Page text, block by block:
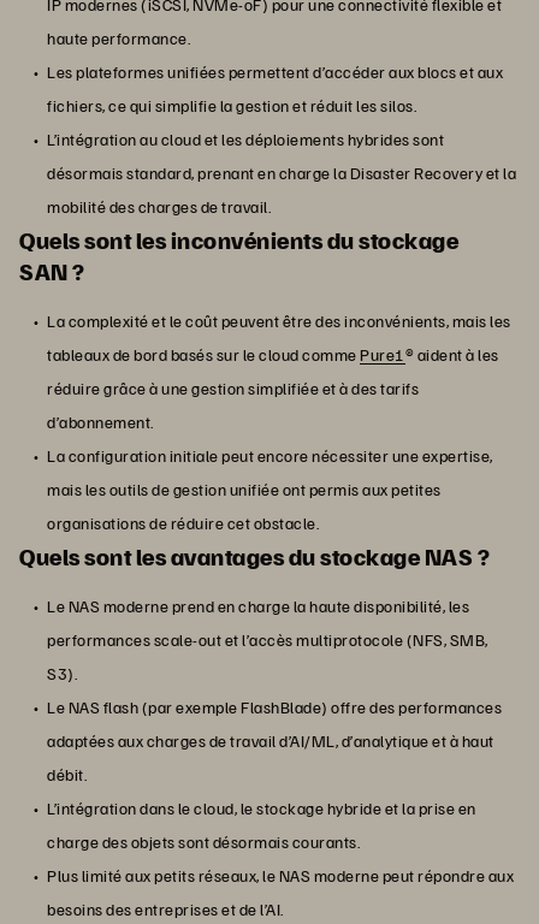
IP modernes (iSCSI, NVMe-oF) pour une connectivité flexible et
haute performance.
Les plateformes unifiées permettent d’accéder aux blocs et aux
fichiers, ce qui simplifie la gestion et réduit les silos.
L’intégration au cloud et les déploiements hybrides sont
désormais standard, prenant en charge la Disaster Recovery et la
mobilité des charges de travail.
Quels sont les inconvénients du stockage
SAN ?
La complexité et le coût peuvent être des inconvénients, mais les
tableaux de bord basés sur le cloud commePure1 ® aident à les
réduire grâce à une gestion simplifiée et à des tarifs
d’abonnement.
La configuration initiale peut encore nécessiter une expertise,
mais les outils de gestion unifiée ont permis aux petites
organisations de réduire cet obstacle.
Quels sont les avantages du stockage NAS ?
Le NAS moderne prend en charge la haute disponibilité, les
performances scale-out et l’accès multiprotocole (NFS, SMB,
S3).
Le NAS flash (par exemple FlashBlade) offre des performances
adaptées aux charges de travail d’AI/ML, d’analytique et à haut
débit.
L’intégration dans le cloud, le stockage hybride et la prise en
charge des objets sont désormais courants.
Plus limité aux petits réseaux, le NAS moderne peut répondre aux
besoins des entreprises et de l’AI.